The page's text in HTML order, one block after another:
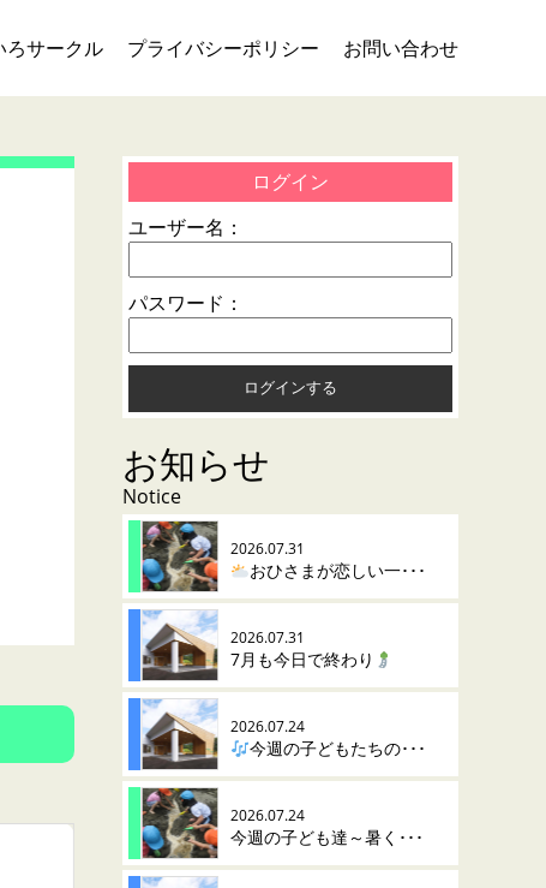
ろサークル プライバシーポリシー お問い合わせ
ログイン
ユーザー名：
パスワード：
お知らせ
Notice
2026.07.31
おひさまが恋しい一･･･
2026.07.31
7月も今日で終わり
2026.07.24
今週の子どもたちの･･･
2026.07.24
今週の子ども達～暑く･･･